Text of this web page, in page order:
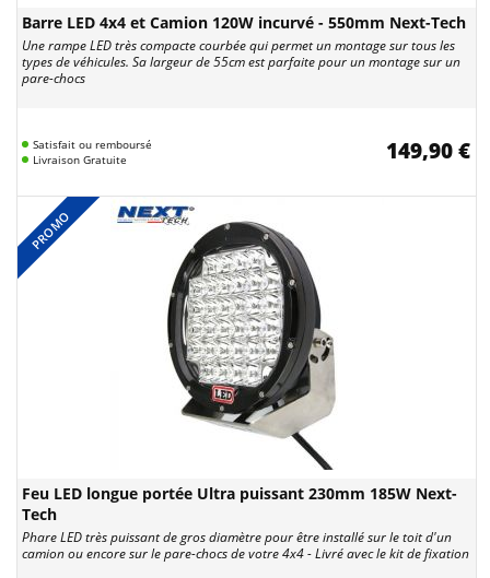
Barre LED 4x4 et Camion 120W incurvé - 550mm Next-Tech
Une rampe LED très compacte courbée qui permet un montage sur tous les
types de véhicules. Sa largeur de 55cm est parfaite pour un montage sur un
pare-chocs
Satisfait ou remboursé
Livraison Gratuite
149,90 €
PROMO
Feu LED longue portée Ultra puissant 230mm 185W Next-
Tech
Phare LED très puissant de gros diamètre pour être installé sur le toit d'un
camion ou encore sur le pare-chocs de votre 4x4 - Livré avec le kit de fixation